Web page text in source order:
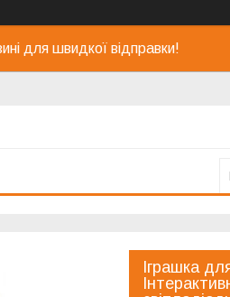
для швидкої відправки!
Іграшка